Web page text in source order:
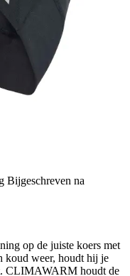
Bijgeschreven na
op de juiste koers met
koud weer, houdt hij je
CLIMAWARM houdt de